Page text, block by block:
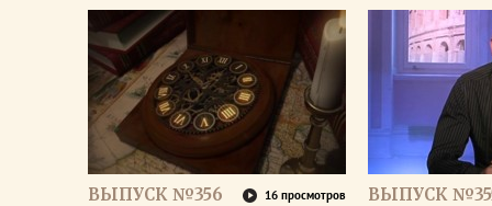
ВЫПУСК №356 16 просмотров ВЫПУСК